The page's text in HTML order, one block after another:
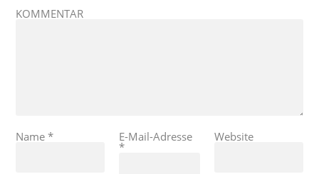
KOMMENTAR
Name* E-Mail-Adresse
*
Website